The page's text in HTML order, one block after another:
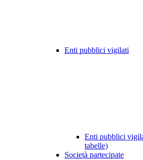
Enti pubblici vigilati
Enti pubblici
tabelle)
Società partecipate